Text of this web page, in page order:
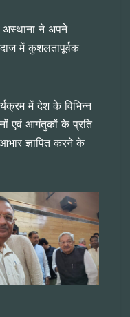
अस्थाना ने अपने
में कुशलतापूर्वक
में देश के विभिन्न
एवं आगंतुकों के प्रति
ज्ञापित करने के